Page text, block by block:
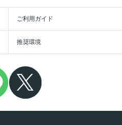
ご利用ガイド
推奨環境